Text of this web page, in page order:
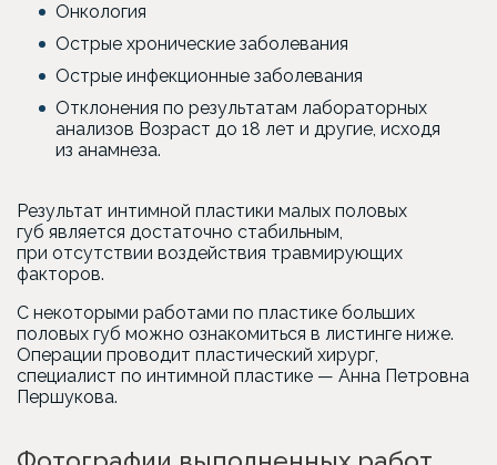
Онкология
Острые хронические заболевания
Острые инфекционные заболевания
Отклонения по результатам лабораторных
анализов Возраст до 18 лет и другие, исходя
из анамнеза.
Результат интимной пластики малых половых
губ является достаточно стабильным,
при отсутствии воздействия травмирующих
факторов.
С некоторыми работами по пластике больших
половых губ можно ознакомиться в листинге ниже.
Операции проводит пластический хирург,
специалист по интимной пластике — Анна Петровна
Першукова.